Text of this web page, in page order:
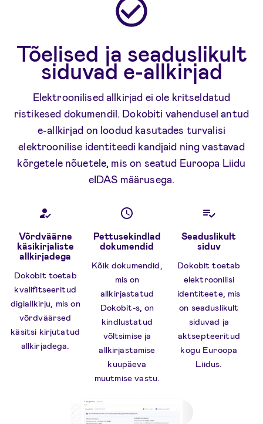
Tõelised ja seaduslikult
siduvad e-allkirjad
Elektroonilised allkirjad ei ole kritseldatud
ristikesed dokumendil. Dokobiti vahendusel antud
e-allkirjad on loodud kasutades turvalisi
elektroonilise identiteedi kandjaid ning vastavad
kõrgetele nõuetele, mis on seatud Euroopa Liidu
eIDAS määrusega.
Võrdväärne
käsikirjaliste
allkirjadega
Dokobit toetab
kvalifitseeritud
digiallkirju, mis on
võrdväärsed
käsitsi kirjutatud
allkirjadega.
Pettusekindlad
dokumendid
Kõik dokumendid,
mis on
allkirjastatud
Dokobit-s, on
kindlustatud
võltsimise ja
allkirjastamise
kuupäeva
muutmise vastu.
Seaduslikult
siduv
Dokobit toetab
elektroonilisi
identiteete, mis
on seaduslikult
siduvad ja
aktsepteeritud
kogu Euroopa
Liidus.